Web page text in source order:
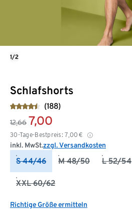
Schlafshorts
(188)
12,66 7,00
30-Tage-Bestpreis: 7,00 €
inkl. MwSt.zzgl. Versandkosten
S 44/46 M 48/50 L 52/54
XXL 60/62
Richtige Größe ermitteln
1/2